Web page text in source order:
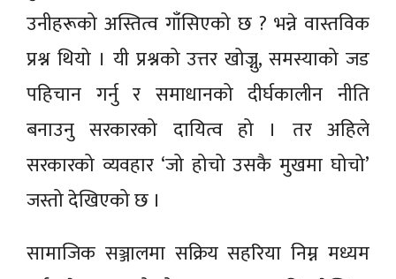
उनीहरूको अस्तित्व गाँसिएको छ ? भन्ने वास्तविक
प्रश्न थियो । यी प्रश्नको उत्तर खोज्नु, समस्याको जड
पहिचान गर्नु र समाधानको दीर्घकालीन नीति
बनाउनु सरकारको दायित्व हो । तर अहिले
सरकारको व्यवहार ‘जो होचो उसकै मुखमा घोचो’
जस्तो देखिएको छ ।
सामाजिक सञ्जालमा सक्रिय सहरिया निम्न मध्यम